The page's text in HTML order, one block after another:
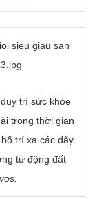
trì sức khỏe
trong thời gian
trí xa các dãy
từ động đất